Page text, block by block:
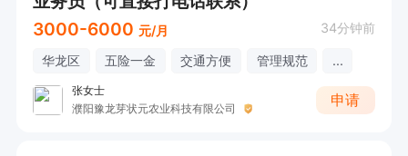
3000-6000 元/月 34分钟前
华龙区 五险一金 交通方便 管理规范 ...
张女士
濮阳豫龙芽状元农业科技有限公司
申请